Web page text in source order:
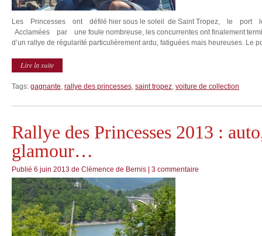
Les Princesses ont défilé hier sous le soleil de Saint Tropez, le
Acclamées par une foule nombreuse, les concurrentes ont finalement
d’un rallye de régularité particulièrement ardu, fatiguées mais heureuses. Le
Lire la suite
Tags: gagnante, rallye des princesses, saint tropez, voiture de collection
Rallye des Princesses 2013 :
glamour…
Publié 6 juin 2013 de Clémence de Bernis 3 commentaire